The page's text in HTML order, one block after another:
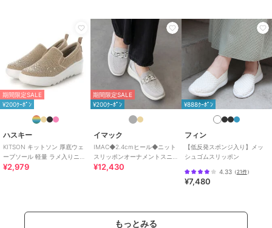
期間限定SALE
¥200ｸｰﾎﾟﾝ
ハスキー
KITSON キットソン 厚底ウェ
ーブソール 軽量 ラメ入りニッ
ト スリッポン
¥2,979
期間限定SALE
¥200ｸｰﾎﾟﾝ
イマック
IMAC◆2.4cmヒール◆ニット
スリッポンオーナメントスニ
ーカー
¥12,430
¥888ｸｰﾎﾟﾝ
フィン
【低反発スポンジ入り】メッ
シュゴムスリッポン
4.33（21件）
¥7,480
もっとみる